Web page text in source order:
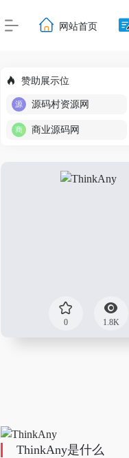
网站首页
赞助展示位
源码村资源网
商业源码网
0 1.8K
ThinkAny是什么